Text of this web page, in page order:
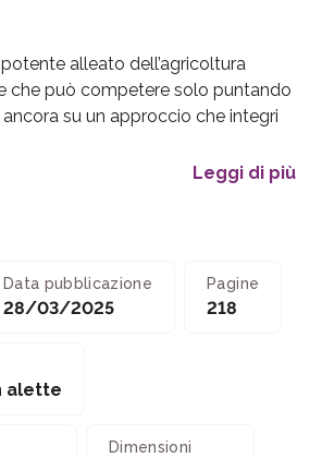
alleato dell’agricoltura
che può competere solo puntando
su un approccio che integri
Leggi di più
Data pubblicazione
28/03/2025
Pagine
218
alette
Dimensioni